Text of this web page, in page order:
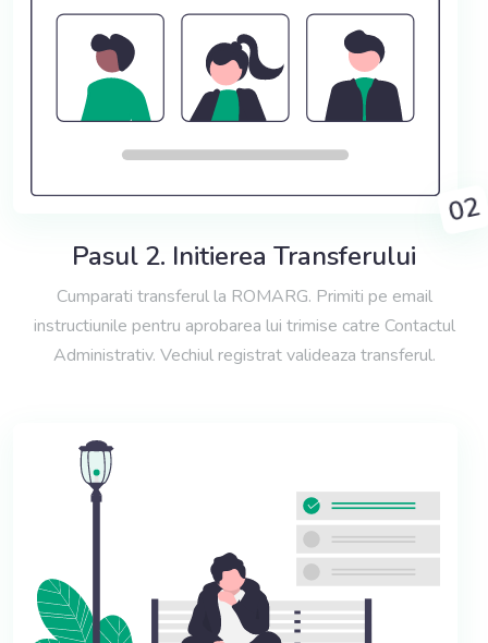
02
Pasul 2. Initierea Transferului
Cumparati transferul la ROMARG. Primiti pe email
instructiunile pentru aprobarea lui trimise catre Contactul
Administrativ. Vechiul registrat valideaza transferul.